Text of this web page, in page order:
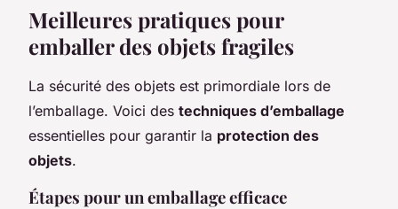
Meilleures pratiques pour
emballer des objets fragiles
La sécurité des objets est primordiale lors de
l’emballage. Voici des techniques d’emballage
essentielles pour garantir la protection des
objets.
Étapes pour un emballage efficace